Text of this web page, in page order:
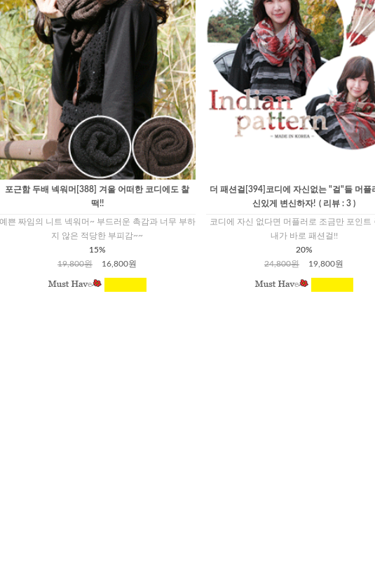
포근함 두배 넥워머[388] 겨울 어떠한 코디에도 찰
떡!!
예쁜 짜임의 니트 넥워머~ 부드러운 촉감과 너무 부하
지 않은 적당한 부피감~~
15%
19,800원
16,800원
더 패션걸[394]코디에 자신없는 "걸"들 머플
신있게 변신하자! ( 리뷰 : 3 )
코디에 자신 없다면 머플러로 조금만 포인트
내가 바로 패션걸!!
20%
24,800원
19,800원